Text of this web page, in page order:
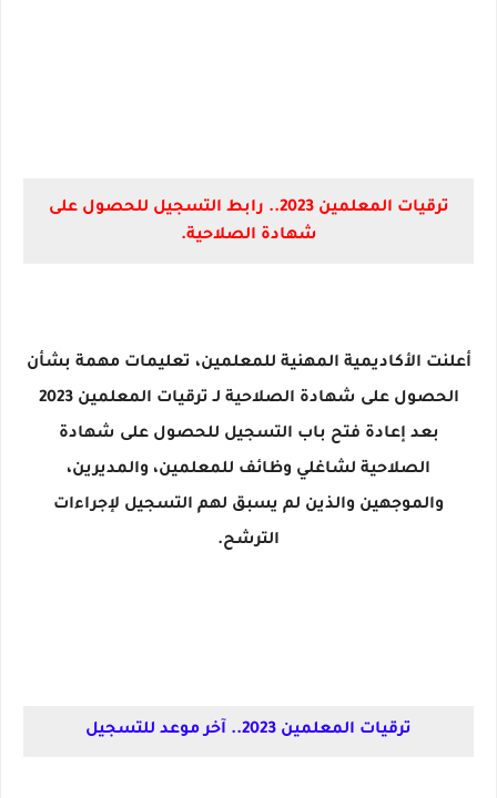
ترقيات المعلمين 2023.. رابط التسجيل للحصول على
شهادة الصلاحية.
أعلنت الأكاديمية المهنية للمعلمين، تعليمات مهمة بشأن
الحصول على شهادة الصلاحية لـ ترقيات المعلمين 2023
بعد إعادة فتح باب التسجيل للحصول على شهادة
الصلاحية لشاغلي وظائف للمعلمين، والمديرين،
والموجهين والذين لم يسبق لهم التسجيل لإجراءات
الترشح.
ترقيات المعلمين 2023.. آخر موعد للتسجيل